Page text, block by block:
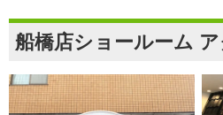
船橋店ショールーム